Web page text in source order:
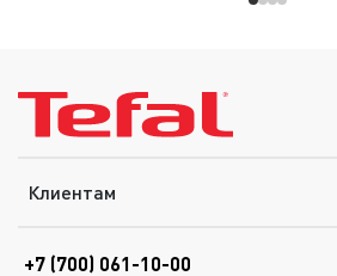
Клиентам
+7 (700) 061-10-00